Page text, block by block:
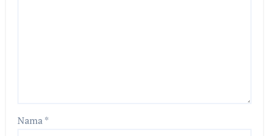
Nama*